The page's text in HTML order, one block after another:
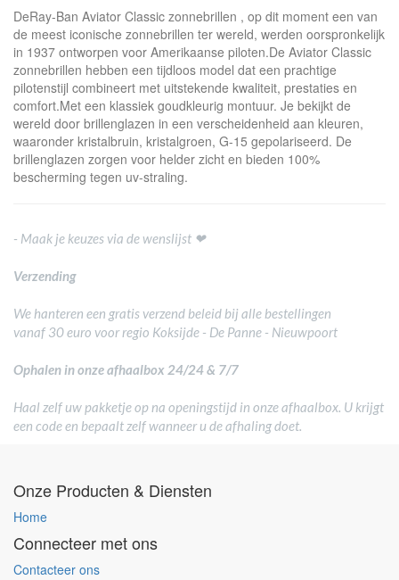
DeRay-Ban Aviator Classic zonnebrillen , op dit moment een van
de meest iconische zonnebrillen ter wereld, werden oorspronkelijk
in 1937 ontworpen voor Amerikaanse piloten.De Aviator Classic
zonnebrillen hebben een tijdloos model dat een prachtige
pilotenstijl combineert met uitstekende kwaliteit, prestaties en
comfort.Met een klassiek goudkleurig montuur. Je bekijkt de
wereld door brillenglazen in een verscheidenheid aan kleuren,
waaronder kristalbruin, kristalgroen, G-15 gepolariseerd. De
brillenglazen zorgen voor helder zicht en bieden 100%
bescherming tegen uv-straling.
- Maak je keuzes via de wenslijst ❤
Verzending
We hanteren een gratis verzend beleid bij alle bestellingen
vanaf 30 euro voor regio Koksijde - De Panne - Nieuwpoort
Ophalen in onze afhaalbox 24/24 & 7/7
Haal zelf uw pakketje op na openingstijd in onze afhaalbox. U krijgt
een code en bepaalt zelf wanneer u de afhaling doet.
Onze Producten & Diensten
Home
Connecteer met ons
Contacteer ons